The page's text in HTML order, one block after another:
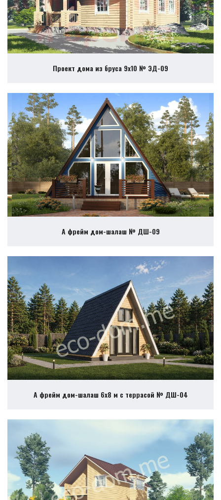
Проект дома из бруса 9х10 № ЭД-09
А фрейм дом-шалаш № ДШ-09
А фрейм дом-шалаш 6х8 м с террасой № ДШ-04